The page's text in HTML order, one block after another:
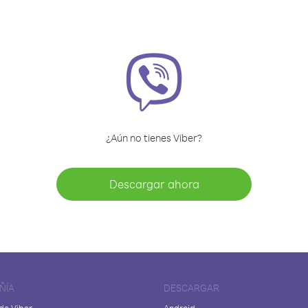
¿Aún no tienes Viber?
Descargar ahora
DESCARGAR